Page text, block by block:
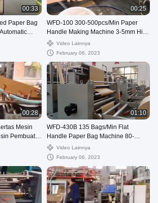
00:33
Paper Bag
00:25
WFD-100 300-500pcs/Min Paper
Handle Making Machine 3-5mm High
SpeedVideo Lainnya
February 06, 2023
00:28
Mesin
Pembuat
01:10
WFD-430B 135 Bags/Min Flat
Handle Paper Bag Machine 80-
200mm Roll Fed Square Bottom
Video Lainnya
February 06, 2023